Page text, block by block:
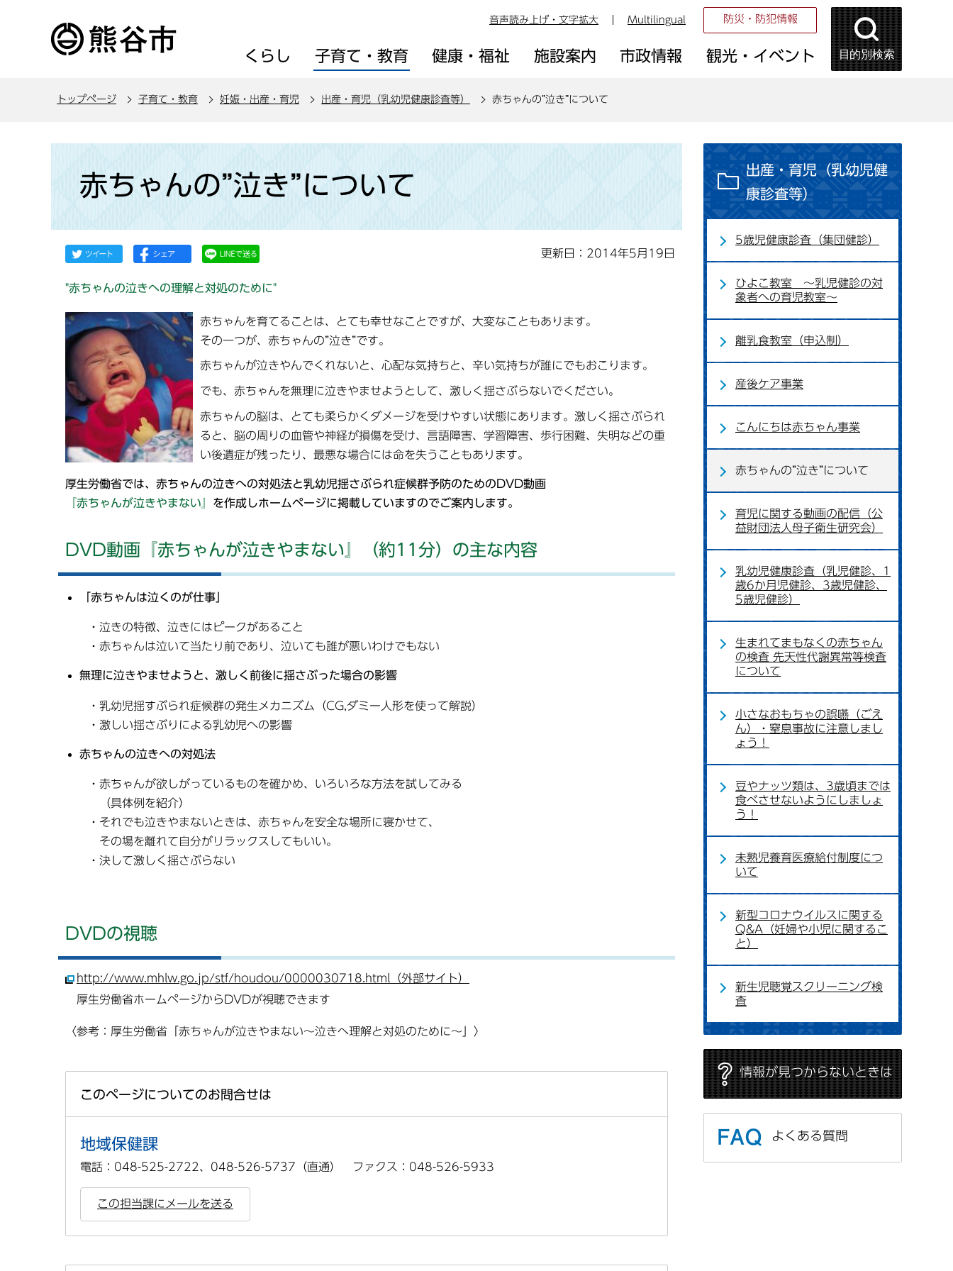
音声読み上げ・文字拡大 Multilingual 防災・防犯情報
くらし 子育て・教育 健康・福祉 施設案内 市政情報 観光・イベント 目的別検索
トップページ 子育て・教育 妊娠・出産・育児 出産・育児（乳幼児健康診査等） 赤ちゃんの”泣き”について
か
赤ちゃんの”泣き”について
更新日：2014年5月19日
"赤ちゃんの泣きへの理解と対処のために"
赤ちゃんを育てることは、とても幸せなことですが、大変なこともあります。
その一つが、赤ちゃんの”泣き”です。
赤ちゃんが泣きやんでくれないと、心配な気持ちと、辛い気持ちが誰にでもおこります。
でも、赤ちゃんを無理に泣きやませようとして、激しく揺さぶらないでください。
赤ちゃんの脳は、とても柔らかくダメージを受けやすい状態にあります。激しく揺さぶられ
ると、脳の周りの血管や神経が損傷を受け、言語障害、学習障害、歩行困難、失明などの重
い後遺症が残ったり、最悪な場合には命を失うこともあります。
厚生労働省では、赤ちゃんの泣きへの対処法と乳幼児揺さぶられ症候群予防のためのDVD動画
『赤ちゃんが泣きやまない』 を作成しホームページに掲載していますのでご案内します。
DVD動画『赤ちゃんが泣きやまない』（約11分）の主な内容
「赤ちゃんは泣くのが仕事」
・泣きの特徴、泣きにはピークがあること
・赤ちゃんは泣いて当たり前であり、泣いても誰が悪いわけでもない
無理に泣きやませようと、激しく前後に揺さぶった場合の影響
・乳幼児揺すぶられ症候群の発生メカニズム（CG,ダミー人形を使って解説）
・激しい揺さぶりによる乳幼児への影響
赤ちゃんの泣きへの対処法
・赤ちゃんが欲しがっているものを確かめ、いろいろな方法を試してみる
（具体例を紹介）
・それでも泣きやまないときは、赤ちゃんを安全な場所に寝かせて、
その場を離れて自分がリラックスしてもいい。
・決して激しく揺さぶらない
DVDの視聴
http://www.mhlw.go.jp/stf/houdou/0000030718.html（外部サイト）
厚生労働省ホームページからDVDが視聴できます
〈参考：厚生労働省「赤ちゃんが泣きやまない～泣きへ理解と対処のために～」〉
このページについてのお問合せは
地域保健課
電話：048-525-2722、048-526-5737（直通） ファクス：048-526-5933
この担当課にメールを送る
出産・育児（乳幼児健
康診査等）
5歳児健康診査（集団健診）
ひよこ教室 ～乳児健診の対
象者への育児教室～
離乳食教室（申込制）
産後ケア事業
こんにちは赤ちゃん事業
赤ちゃんの”泣き”について
育児に関する動画の配信（公
益財団法人母子衛生研究会）
乳幼児健康診査（乳児健診、1
歳6か月児健診、3歳児健診、
5歳児健診）
生まれてまもなくの赤ちゃん
の検査 先天性代謝異常等検査
について
小さなおもちゃの誤嚥（ごえ
ん）・窒息事故に注意しまし
ょう！
豆やナッツ類は、3歳頃までは
食べさせないようにしましょ
う！
未熟児養育医療給付制度につ
いて
新型コロナウイルスに関する
Q&A（妊婦や小児に関するこ
と）
新生児聴覚スクリーニング検
査
情報が見つからないときは
よくある質問